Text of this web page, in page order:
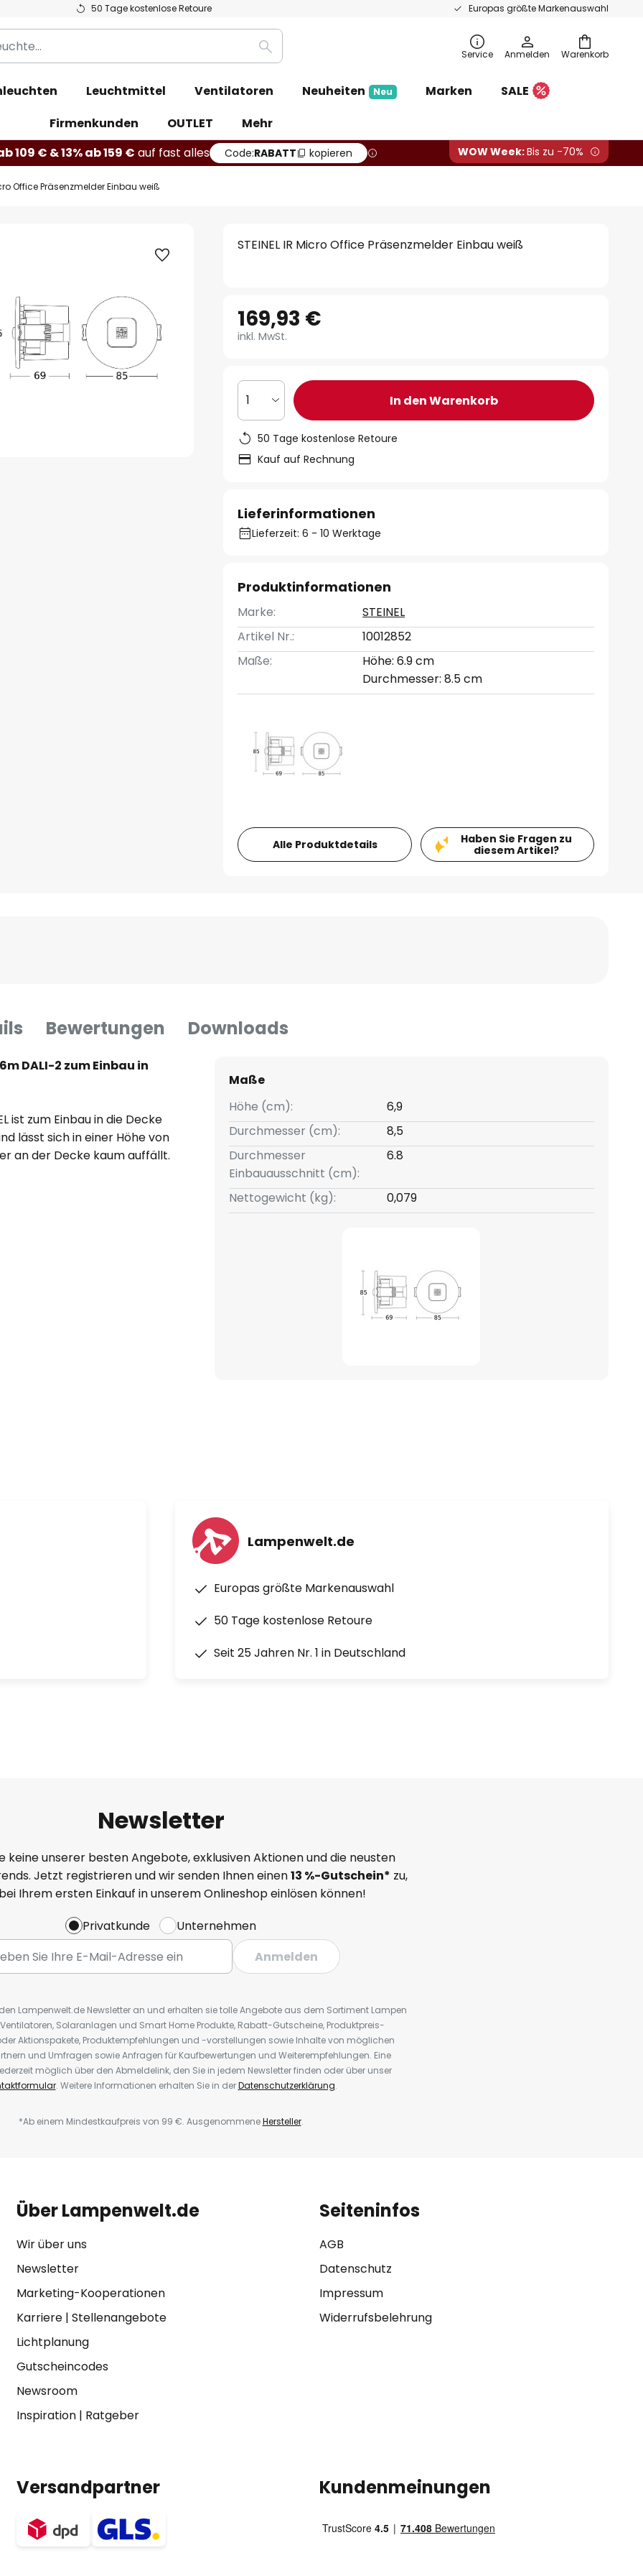
50 Tage kostenlose Retoure Europas größte Markenauswahl
Warenkorb
Suche Service Anmelden
Leuchtmittel Ventilatoren Neuheiten Neu Marken
SALE
Firmenkunden
OUTLET
Mehr
109 € & 13% ab 159 € auf fast alles Code:RABATT kopieren WOW Week:Bis zu -70%
Office Präsenzmelder Einbau weiß
STEINEL IR Micro Office Präsenzmelder Einbau weiß
169,93 €
inkl. MwSt.
1 In den Warenkorb
50 Tage kostenlose Retoure
Kauf auf Rechnung
Lieferinformationen
Lieferzeit: 6 - 10 Werktage
Produktinformationen
Marke:
STEINEL
Artikel Nr.:
10012852
Maße:
Höhe: 6.9 cm
Durchmesser: 8.5 cm
Alle Produktdetails
Haben Sie Fragen zu
diesem Artikel?
Bewertungen Downloads
DALI-2 zum Einbau in
ist zum Einbau in die Decke
lässt sich in einer Höhe von
an der Decke kaum auffällt.
radial 4 x 4 m
Minuten
bis 60 Minuten,
Maße
Höhe (cm):
6,9
Durchmesser (cm):
8,5
Durchmesser
Einbauausschnitt (cm):
6.8
Nettogewicht (kg): 0,079
Lampenwelt.de
Europas größte Markenauswahl
50 Tage kostenlose Retoure
Seit 25 Jahren Nr. 1 in Deutschland
Newsletter
keine unserer besten Angebote, exklusiven Aktionen und die neusten
Jetzt registrieren und wir senden Ihnen einen13 %-Gutschein* zu,
Ihrem ersten Einkauf in unserem Onlineshop einlösen können!
Privatkunde
Unternehmen
Anmelden
Lampenwelt.de Newsletter an und erhalten sie tolle Angebote aus dem Sortiment Lampen
Solaranlagen und Smart Home Produkte, Rabatt-Gutscheine, Produktpreis-
Aktionspakete, Produktempfehlungen und -vorstellungen sowie Inhalte von möglichen
und Umfragen sowie Anfragen für Kaufbewertungen und Weiterempfehlungen. Eine
möglich über den Abmeldelink, den Sie in jedem Newsletter finden oder über unser
. Weitere Informationen erhalten Sie in derDatenschutzerklärung.
*Ab einem Mindestkaufpreis von 99 €. AusgenommeneHersteller.
Über Lampenwelt.de
Wir über uns
Newsletter
Marketing-Kooperationen
Karriere| Stellenangebote
Lichtplanung
Gutscheincodes
Newsroom
Inspiration| Ratgeber
Seiteninfos
AGB
Datenschutz
Impressum
Widerrufsbelehrung
Versandpartner Kundenmeinungen